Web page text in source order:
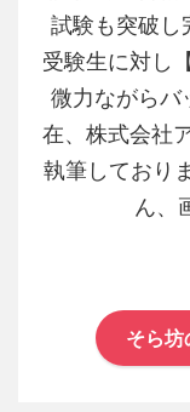
試験も突破し
受験生に対し
微力ながらバ
在、株式会社
執筆しており
ん、
そら坊